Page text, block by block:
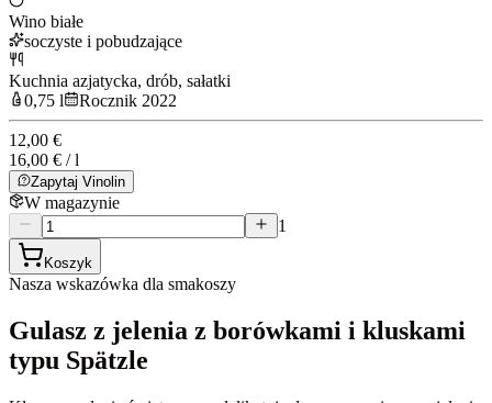
Wino białe
soczyste i pobudzające
Kuchnia azjatycka, drób, sałatki
0,75 l
Rocznik 2022
12,00 €
16,00 € / l
Zapytaj Vinolin
W magazynie
1
Koszyk
Nasza wskazówka dla smakoszy
Gulasz z jelenia z borówkami i kluskami
typu Spätzle